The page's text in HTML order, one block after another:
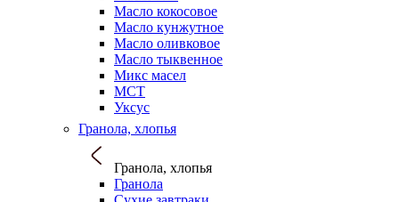
Масло кокосовое
Масло кунжутное
Масло оливковое
Масло тыквенное
Микс масел
МСТ
Уксус
Гранола, хлопья
Гранола, хлопья
Гранола